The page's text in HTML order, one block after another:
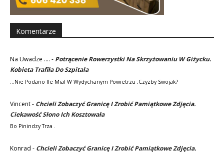
Komentarze
Na Uwadze .... - Potrącenie Rowerzystki Na Skrzyżowaniu W Giżycku.
Kobieta Trafiła Do Szpitala
...nie Podano Ile Mial W Wydychanym Powietrzu ,czyzby Swojak?
Vincent- Chcieli Zobaczyć Granicę I Zrobić Pamiątkowe Zdjęcia.
Ciekawość Słono Ich Kosztowała
Bo Pinindzy Trza .
Konrad - Chcieli Zobaczyć Granicę I Zrobić Pamiątkowe Zdjęcia.